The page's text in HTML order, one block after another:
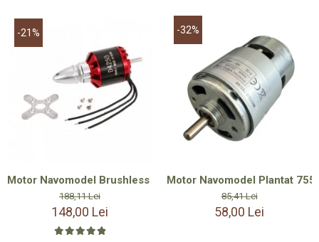
-21%
Motor Navomodel Brushless Outrunner - fara perii - 4250
188,11 Lei
148,00 Lei
-32%
Motor Navomodel Plantat
85,41 Lei
58,00 Lei